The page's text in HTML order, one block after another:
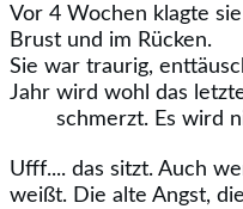
Vor 4 Wochen klagte
Brust und im Rücken.
Sie war traurig,
Jahr wird wohl das
schmerzt. Es wird
Ufff.... das sitzt. Auch
weißt. Die alte Angst,